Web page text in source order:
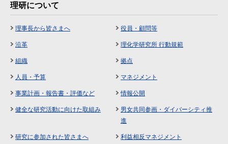
理研について
理事長から皆さまへ 役員・顧問等
沿革 理化学研究所 行動規範
組織 拠点
人員・予算 マネジメント
事業計画・報告書・評価など 情報公開
健全な研究活動に向けた取組み
男女共同参画・ダイバーシティ推
進
研究に参加された皆さまへ 利益相反マネジメント